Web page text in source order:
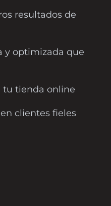
resultados de
y optimizada que
tu tienda online
clientes fieles